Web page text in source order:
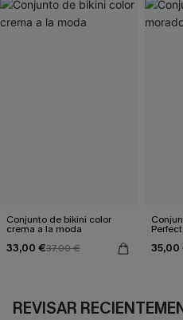
Conjunto de bikini color
crema a la moda
33,00 €37,00 € 35,00
REVISAR